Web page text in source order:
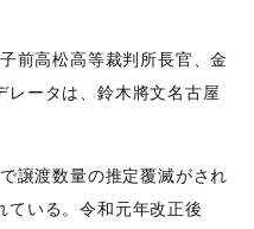
前高松高等裁判所長官、金
ータは、鈴木將文名古屋
譲渡数量の推定覆滅がされ
ている。令和元年改正後